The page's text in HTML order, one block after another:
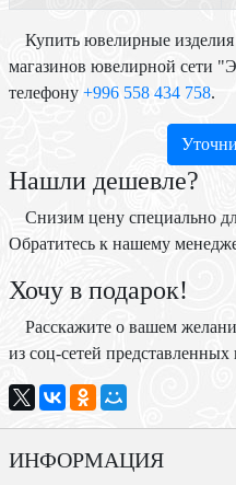
Купить ювелирные
магазинов ювелирной сети
телефону +996 558 434 758.
Нашли дешевле?
Снизим цену специально
Обратитесь к нашему
Хочу в подарок!
Расскажите о вашем
из соц-сетей представленных
ИНФОРМАЦИЯ